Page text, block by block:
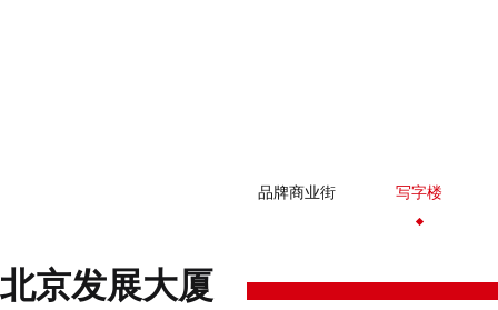
品牌商业街 写字楼
北京发展大厦